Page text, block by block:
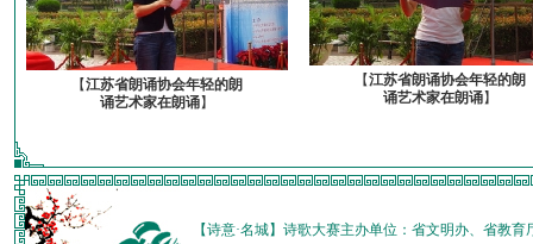
【江苏省朗诵协会年轻的朗
诵艺术家在朗诵】
【江苏省朗诵协会年轻的朗
诵艺术家在朗诵】
【诗意·名城】诗歌大赛主办单位：省文明办、省教